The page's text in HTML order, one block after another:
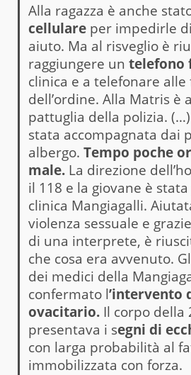
Alla ragazza è anche
cellulareper impedirle
aiuto. Ma al risveglio è
raggiungere un telefono
clinica e a telefonare alle
dell’ordine. Alla Matris è
pattuglia della polizia. (…)
stata accompagnata dai
albergo. Tempo poche
male.La direzione
il 118 e la giovane è
clinica Mangiagalli.
violenza sessuale e
di una interprete, è
che cosa era avvenuto.
dei medici della
confermato l’intervento
ovacitario.Il corpo della
presentava i segni di
con larga probabilità al
immobilizzata con forza.